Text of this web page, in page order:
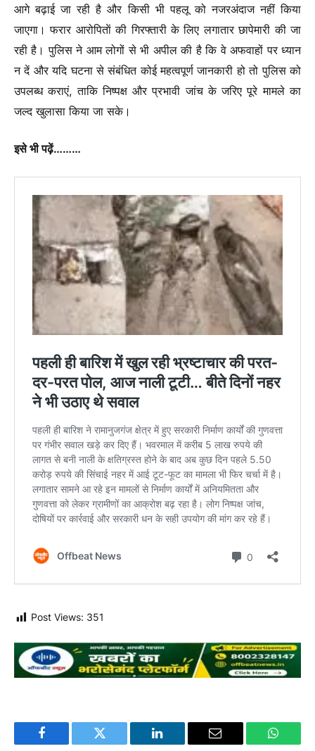
आगे बढ़ाई जा रही है और किसी भी पहलू को नजरअंदाज नहीं किया
जाएगा। फरार आरोपिताें की गिरफ्तारी के लिए लगातार छापेमारी की जा
रही है। पुलिस ने आम लोगों से भी अपील की है कि वे अफवाहों पर ध्यान
न दें और यदि घटना से संबंधित कोई महत्वपूर्ण जानकारी हो तो पुलिस को
उपलब्ध कराएं, ताकि निष्पक्ष और प्रभावी जांच के जरिए पूरे मामले का
जल्द खुलासा किया जा सके।
इसे भी पढ़ें………
Post Views: 351
Facebook Twitter LinkedIn Email